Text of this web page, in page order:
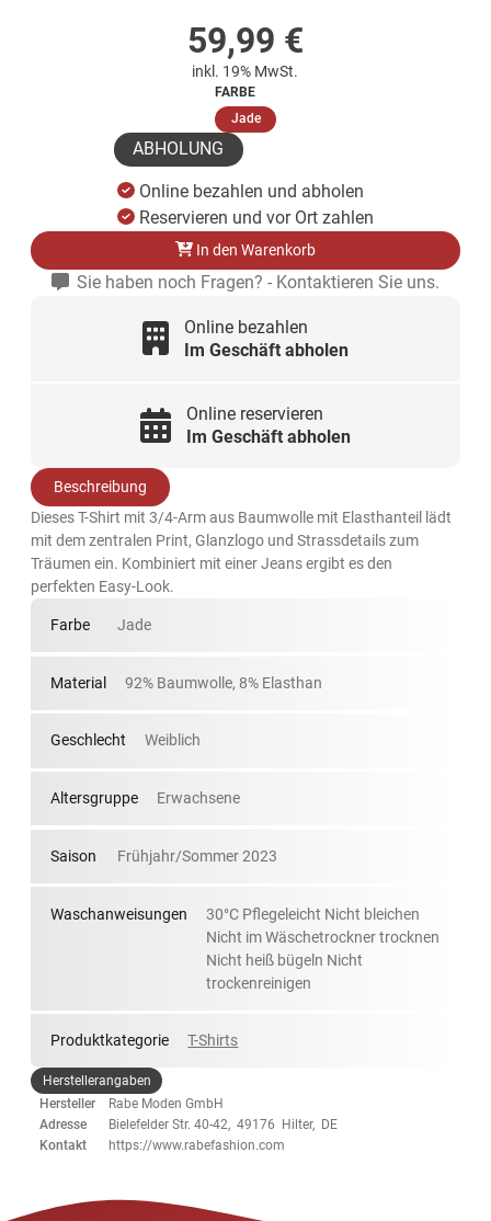
59,99 €
inkl. 19% MwSt.
FARBE
Jade(ausgewählt)
ABHOLUNG
Online bezahlen und abholen
Reservieren und vor Ort zahlen
In den Warenkorb
Sie haben noch Fragen? - Kontaktieren Sie uns.
Online bezahlen
Im Geschäft abholen
Online reservieren
Im Geschäft abholen
Beschreibung
Dieses T-Shirt mit 3/4-Arm aus Baumwolle mit Elasthanteil lädt
mit dem zentralen Print, Glanzlogo und Strassdetails zum
Träumen ein. Kombiniert mit einer Jeans ergibt es den
perfekten Easy-Look.
Farbe Jade
Material 92% Baumwolle, 8% Elasthan
Geschlecht Weiblich
Altersgruppe Erwachsene
Saison Frühjahr/Sommer 2023
Waschanweisungen
30°C Pflegeleicht Nicht bleichen
Nicht im Wäschetrockner trocknen
Nicht heiß bügeln Nicht
trockenreinigen
Produktkategorie T-Shirts
Herstellerangaben
Hersteller
Rabe Moden GmbH
Adresse
Bielefelder Str. 40-42, 49176 Hilter, DE
Kontakt
https://www.rabefashion.com